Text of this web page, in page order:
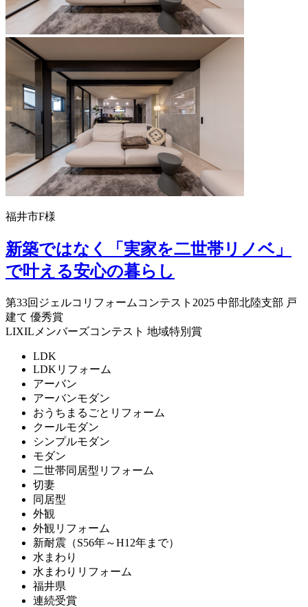
福井市F様
新築ではなく「実家を二世帯リノベ」
で叶える安心の暮らし
第33回ジェルコリフォームコンテスト2025 中部北陸支部 戸
建て 優秀賞
LIXILメンバーズコンテスト 地域特別賞
LDK
LDKリフォーム
アーバン
アーバンモダン
おうちまるごとリフォーム
クールモダン
シンプルモダン
モダン
二世帯同居型リフォーム
切妻
同居型
外観
外観リフォーム
新耐震（S56年～H12年まで）
水まわり
水まわりリフォーム
福井県
連続受賞